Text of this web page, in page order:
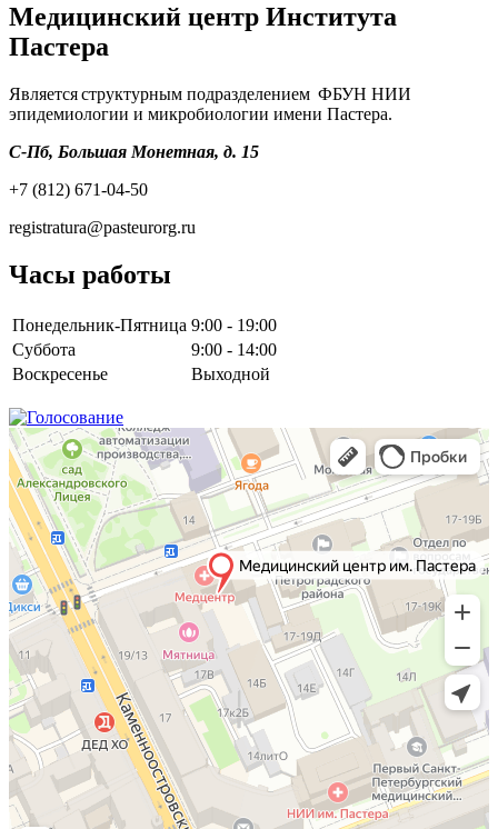
Медицинский центр Института
Пастера
Является структурным подразделением ФБУН НИИ
эпидемиологии и микробиологии имени Пастера.
С-Пб, Большая Монетная, д. 15
+7 (812) 671-04-50
registratura@pasteurorg.ru
Часы работы
Понедельник-Пятница 9:00 - 19:00
Суббота
9:00 - 14:00
Воскресенье
Выходной